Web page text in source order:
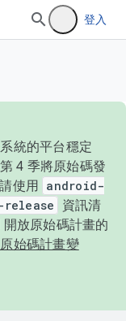
登入
統的平台穩定
4 季將原始碼發
使用 android-
資訊清
放原始碼計畫的
始碼計畫變